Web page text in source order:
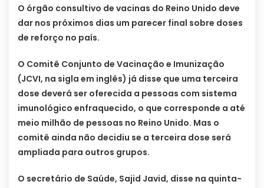
O órgão consultivo de vacinas do Reino Unido deve
dar nos próximos dias um parecer final sobre doses
de reforço no país.
O Comitê Conjunto de Vacinação e Imunização
(JCVI, na sigla em inglês) já disse que uma terceira
dose deverá ser oferecida a pessoas com sistema
imunológico enfraquecido, o que corresponde a até
meio milhão de pessoas no Reino Unido. Mas o
comitê ainda não decidiu se a terceira dose será
ampliada para outros grupos.
O secretário de Saúde, Sajid Javid, disse na quinta-